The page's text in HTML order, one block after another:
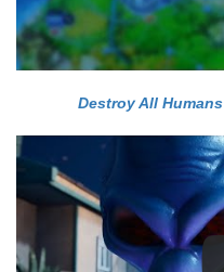
Destroy All Humans